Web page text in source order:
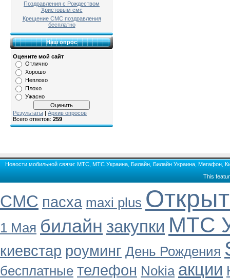
Поздравления с Рождеством
Христовым смс
Крещение СМС поздравления
бесплатно
Наш опрос
Оцените мой сайт
Отлично
Хорошо
Неплохо
Плохо
Ужасно
Результаты | Архив опросов
Всего ответов: 259
Новости мобильной связи: МТС, МТС Украина, Билайн, Билайн Украина, Мегафон,
This
СМС пасха maxi plus
1 Мая билайн закупки МТС
киевстар роуминг День Рождения
бесплатные телефон Nokia акции